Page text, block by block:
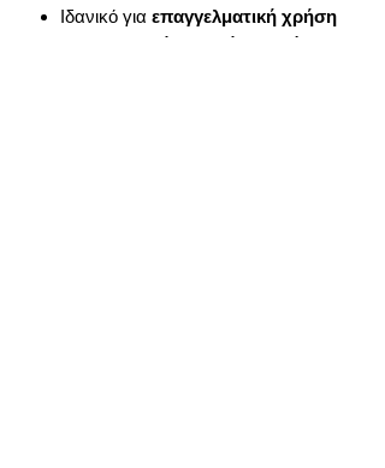
Ιδανικό για επαγγελματική χρήση
καθημερινή οικιακή εργασία